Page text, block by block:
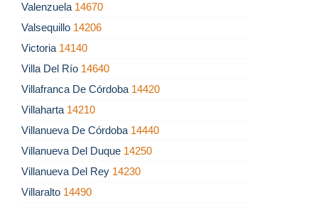
Valenzuela 14670
Valsequillo 14206
Victoria 14140
Villa Del Río 14640
Villafranca De Córdoba 14420
Villaharta 14210
Villanueva De Córdoba 14440
Villanueva Del Duque 14250
Villanueva Del Rey 14230
Villaralto 14490